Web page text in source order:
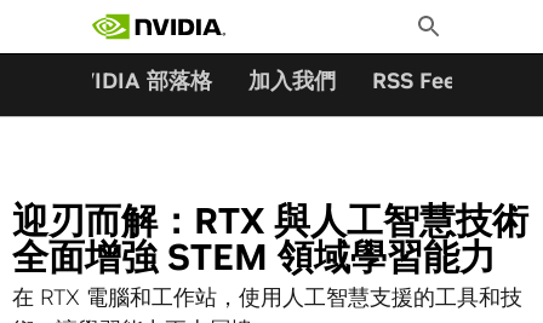
Toggle
Search
NVIDIA 部落格 加入我們 RSS Feeds
迎刃而解：RTX 與人工智慧技術
全面增強 STEM 領域學習能力
在 RTX 電腦和工作站，使用人工智慧支援的工具和技